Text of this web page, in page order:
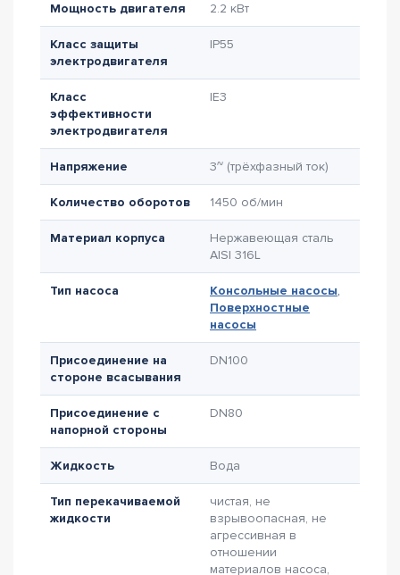
Мощность двигателя 2.2 кВт
Класс защиты
электродвигателя
IP55
Класс
эффективности
электродвигателя
IE3
Напряжение 3~ (трёхфазный ток)
Количество оборотов 1450 об/мин
Материал корпуса
Нержавеющая сталь
AISI 316L
Тип насоса Консольные насосы,
Поверхностные
насосы
Присоединение на
стороне всасывания
DN100
Присоединение с
напорной стороны
DN80
Жидкость Вода
Тип перекачиваемой
жидкости
чистая, не
взрывоопасная, не
агрессивная в
отношении
материалов насоса,